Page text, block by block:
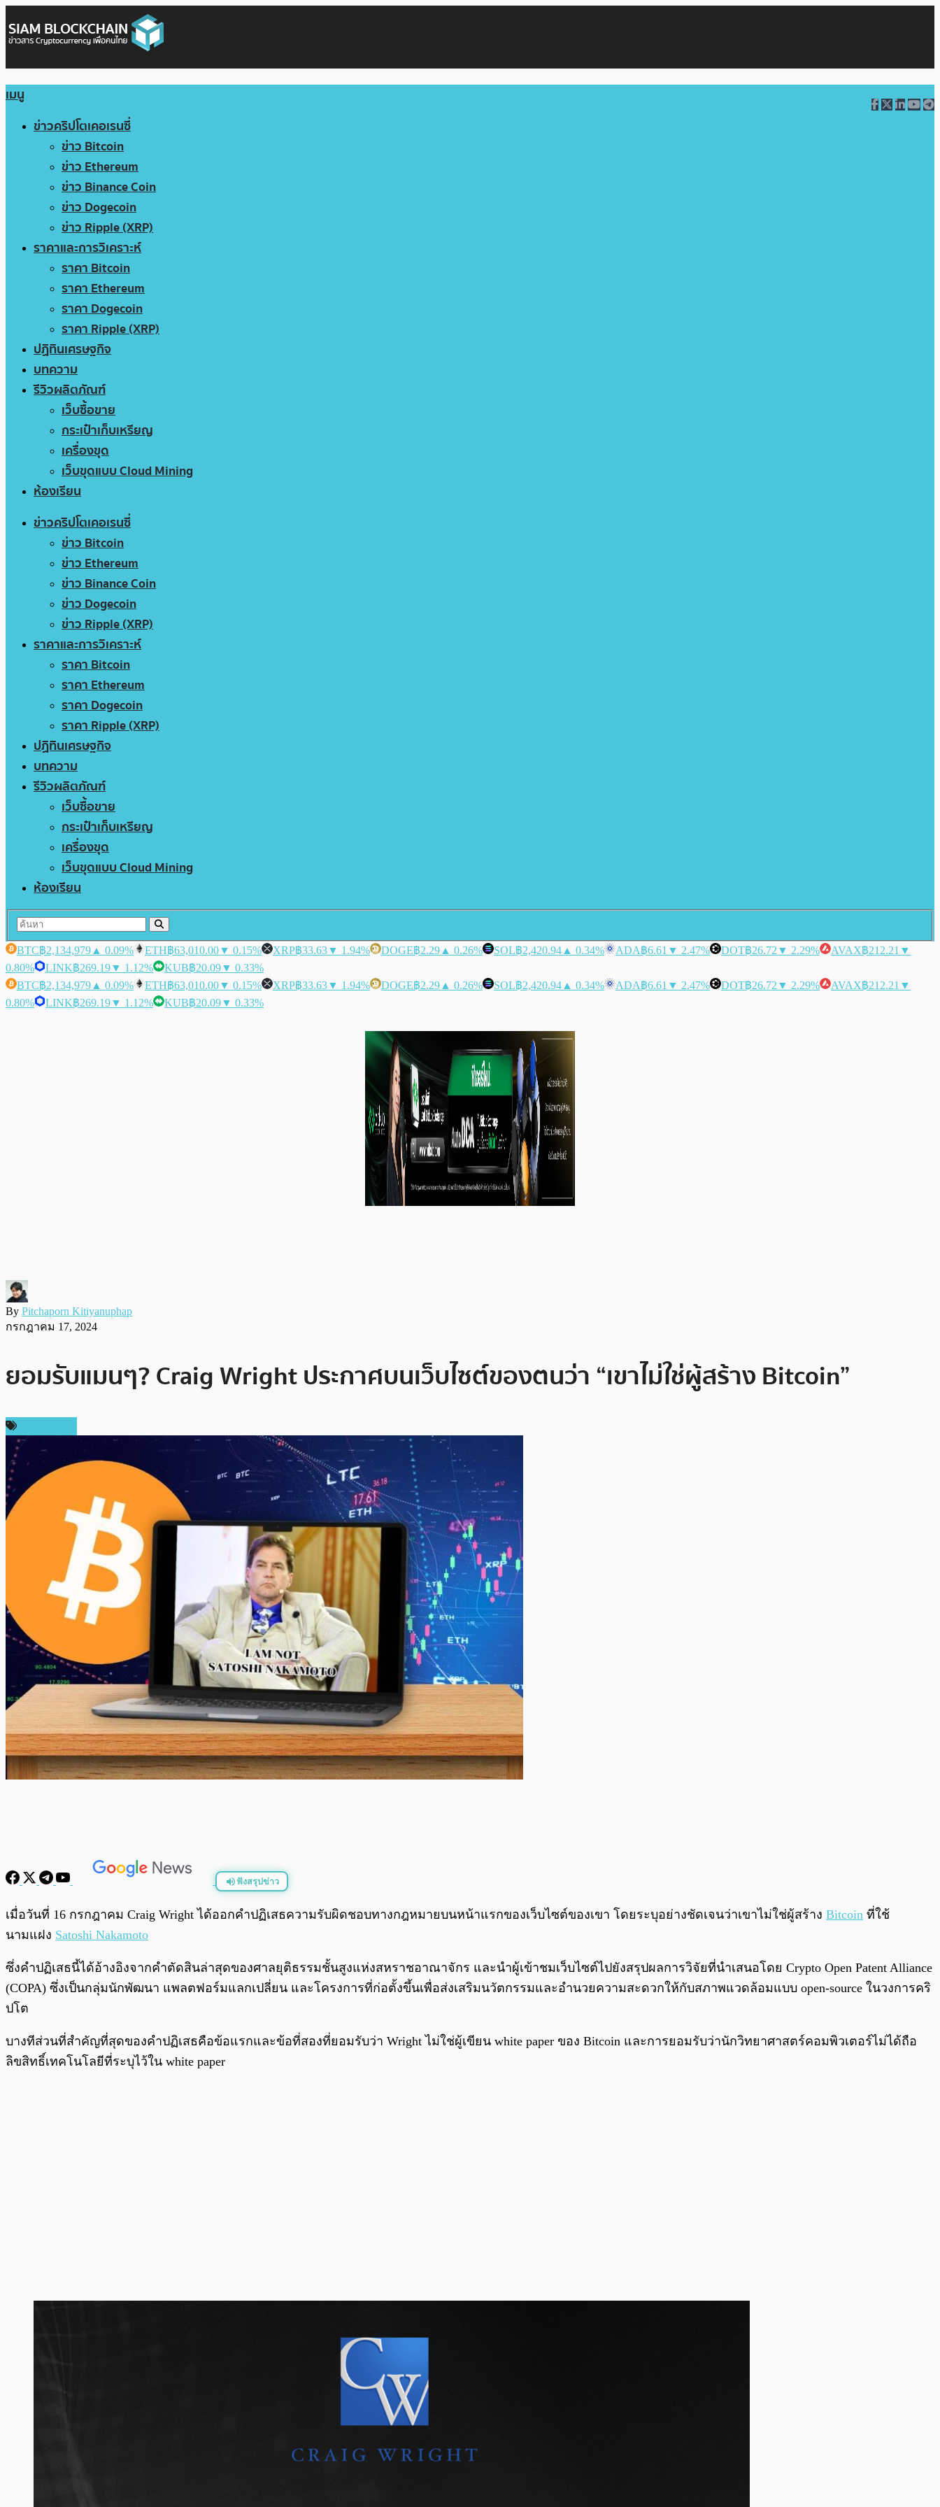
เมนู
ข่าวคริปโตเคอเรนซี่
ข่าว Bitcoin
ข่าว Ethereum
ข่าว Binance Coin
ข่าว Dogecoin
ข่าว Ripple (XRP)
ราคาและการวิเคราะห์
ราคา Bitcoin
ราคา Ethereum
ราคา Dogecoin
ราคา Ripple (XRP)
ปฏิทินเศรษฐกิจ
บทความ
รีวิวผลิตภัณฑ์
เว็บซื้อขาย
กระเป๋าเก็บเหรียญ
เครื่องขุด
เว็บขุดแบบ Cloud Mining
ห้องเรียน
ข่าวคริปโตเคอเรนซี่
ข่าว Bitcoin
ข่าว Ethereum
ข่าว Binance Coin
ข่าว Dogecoin
ข่าว Ripple (XRP)
ราคาและการวิเคราะห์
ราคา Bitcoin
ราคา Ethereum
ราคา Dogecoin
ราคา Ripple (XRP)
ปฏิทินเศรษฐกิจ
บทความ
รีวิวผลิตภัณฑ์
เว็บซื้อขาย
กระเป๋าเก็บเหรียญ
เครื่องขุด
เว็บขุดแบบ Cloud Mining
ห้องเรียน
BTC฿2,134,979 ▲ 0.09% ETH฿63,010.00▼ 0.15% XRP฿33.63▼ 1.94% DOGE฿2.29 ▲ 0.26% SOL฿2,420.94 ▲ 0.34% ADA฿6.61 ▼ 2.47% DOT฿26.72 ▼ 2.29% AVAX฿212.21 ▼
0.80%
LINK฿269.19▼ 1.12% KUB฿20.09▼ 0.33%
BTC฿2,134,979 ▲ 0.09% ETH฿63,010.00▼ 0.15% XRP฿33.63▼ 1.94% DOGE฿2.29 ▲ 0.26% SOL฿2,420.94 ▲ 0.34% ADA฿6.61 ▼ 2.47% DOT฿26.72 ▼ 2.29% AVAX฿212.21 ▼
0.80%
LINK฿269.19▼ 1.12% KUB฿20.09▼ 0.33%
By Pitchaporn Kitiyanuphap
กรกฎาคม 17, 2024
ยอมรับแมนๆ? Craig Wright ประกาศบนเว็บไซต์ของตนว่า “เขาไม่ใช่ผู้สร้าง Bitcoin”
ฟังสรุปข่าว
พร้อมเล่น 0:00 /0:00
เมื่อวันที่ 16 กรกฎาคม Craig Wright ได้ออกคำปฏิเสธความรับผิดชอบทางกฎหมายบนหน้าแรกของเว็บไซต์ของเขา โดยระบุอย่างชัดเจนว่าเขาไม่ใช่ผู้สร้าง Bitcoin ที่ใช้
นามแฝง Satoshi Nakamoto
ซึ่งคำปฏิเสธนี้ได้อ้างอิงจากคำตัดสินล่าสุดของศาลยุติธรรมชั้นสูงแห่งสหราชอาณาจักร และนำผู้เข้าชมเว็บไซต์ไปยังสรุปผลการวิจัยที่นำเสนอโดย Crypto Open Patent Alliance
(COPA) ซึ่งเป็นกลุ่มนักพัฒนา แพลตฟอร์มแลกเปลี่ยน และโครงการที่ก่อตั้งขึ้นเพื่อส่งเสริมนวัตกรรมและอำนวยความสะดวกให้กับสภาพแวดล้อมแบบ open-source ในวงการคริ
ปโต
บางทีส่วนที่สำคัญที่สุดของคำปฏิเสธคือข้อแรกและข้อที่สองที่ยอมรับว่า Wright ไม่ใช่ผู้เขียน white paper ของ Bitcoin และการยอมรับว่านักวิทยาศาสตร์คอมพิวเตอร์ไม่ได้ถือ
ลิขสิทธิ์เทคโนโลยีที่ระบุไว้ใน white paper